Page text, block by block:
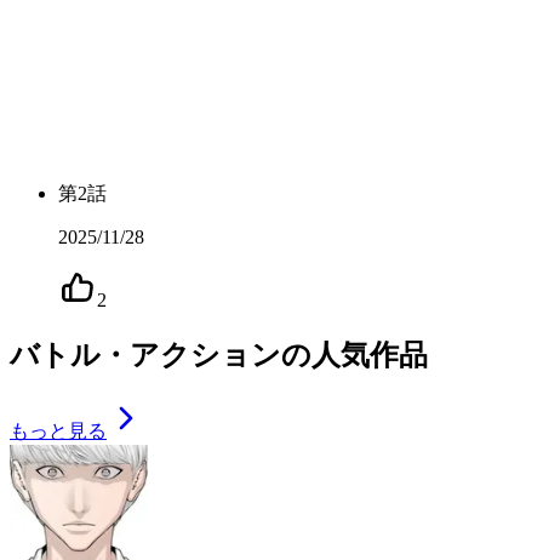
第2話
2025/11/28
2
バトル・アクションの人気作品
もっと見る